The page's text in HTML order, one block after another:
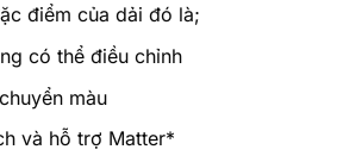
điểm của dải đó là;
có thể điều chỉnh
màu
và hỗ trợ Matter*